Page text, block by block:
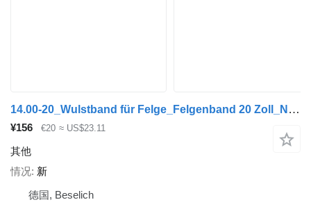
14.00-20_Wulstband für Felge_Felgenband 20 Zoll_NEU
¥156 €20 ≈ US$23.11
其他
情况 新
德国, Beselich